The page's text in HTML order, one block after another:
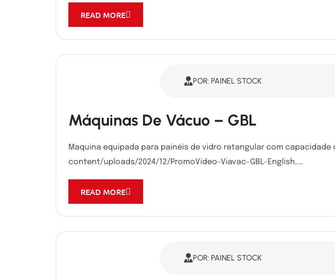
READ MORE
POR: PAINEL STOCK
Máquinas De Vácuo – GBL
Maquina equipada para painéis de vidro retangular com
content/uploads/2024/12/PromoVideo-Viavac-GBL-English....
READ MORE
POR: PAINEL STOCK